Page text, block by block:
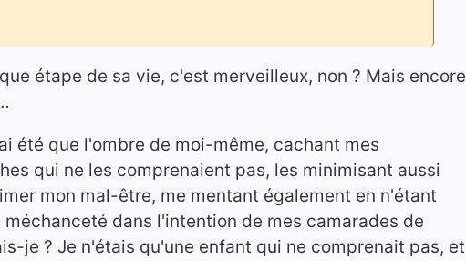
étape de sa vie, c'est merveilleux, non ? Mais encore
été que l'ombre de moi-même, cachant mes
qui ne les comprenaient pas, les minimisant aussi
mon mal-être, me mentant également en n'étant
dans l'intention de mes camarades de
je ? Je n'étais qu'une enfant qui ne comprenait pas, et